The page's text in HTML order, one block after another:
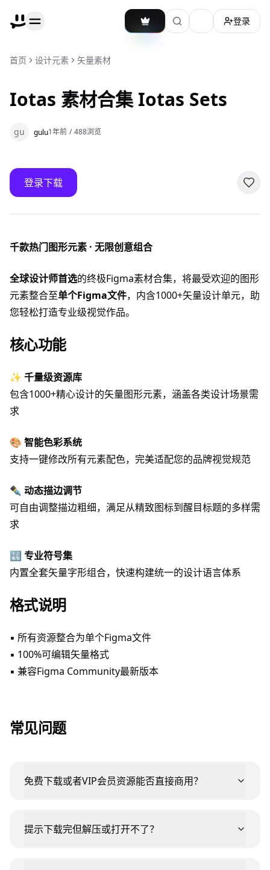
加载主题切换
登录
首页 设计元素 矢量素材
Iotas 素材合集 Iotas Sets
gu gulu1年前 / 488浏览
登录下载
千款热门图形元素 · 无限创意组合
全球设计师首选的终极Figma素材合集，将最受欢迎的图形
元素整合至单个Figma文件，内含1000+矢量设计单元，助
您轻松打造专业级视觉作品。
核心功能
✨ 千量级资源库
包含1000+精心设计的矢量图形元素，涵盖各类设计场景需
求
🎨 智能色彩系统
支持一键修改所有元素配色，完美适配您的品牌视觉规范
✒️ 动态描边调节
可自由调整描边粗细，满足从精致图标到醒目标题的多样需
求
🔣 专业符号集
内置全套矢量字形组合，快速构建统一的设计语言体系
格式说明
▪ 所有资源整合为单个Figma文件
▪ 100%可编辑矢量格式
▪ 兼容Figma Community最新版本
常见问题
免费下载或者VIP会员资源能否直接商用？
提示下载完但解压或打开不了？